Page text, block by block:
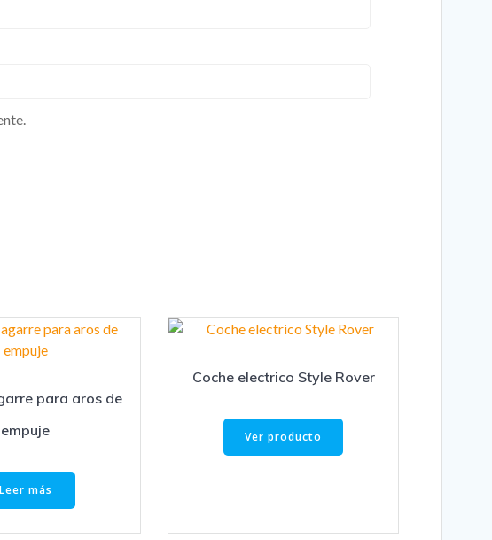
para aros de
empuje
Leer más
Coche electrico Style Rover
Ver producto